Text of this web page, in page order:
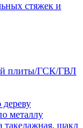
стяжек и
плиты/ГСК/ГВЛ
металлу
такелажная, шакл